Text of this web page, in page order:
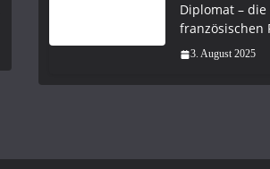
Diplomat – die
französischen
3. August 2025